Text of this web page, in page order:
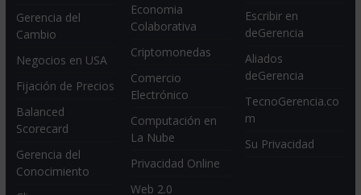
Gerencia del
Cambio
Negocios en USA
Fijación de Precios
Balanced
Scorecard
Gerencia del
Conocimiento
Economia
Colaborativa
Criptomonedas
Comercio
Electrónico
Computación en
La Nube
Privacidad Online
Web 2.0
Escribir en
deGerencia
Aliados
deGerencia
TecnoGerencia.co
m
Su Privacidad